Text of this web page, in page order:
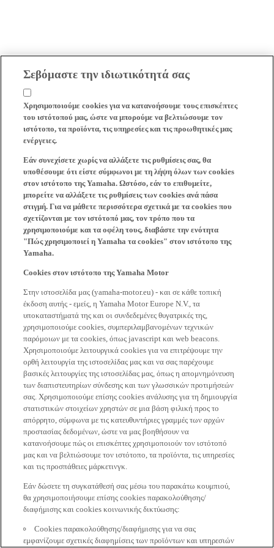
Σεβόμαστε την ιδιωτικότητά σας
Χρησιμοποιούμε cookies για να κατανοήσουμε τους επισκέπτες
του ιστότοπού μας, ώστε να μπορούμε να βελτιώσουμε τον
ιστότοπο, τα προϊόντα, τις υπηρεσίες και τις προωθητικές μας
ενέργειες.
Εάν συνεχίσετε χωρίς να αλλάξετε τις ρυθμίσεις σας, θα
υποθέσουμε ότι είστε σύμφωνοι με τη λήψη όλων των cookies
στον ιστότοπο της Yamaha. Ωστόσο, εάν το επιθυμείτε,
μπορείτε να αλλάξετε τις ρυθμίσεις των cookies ανά πάσα
στιγμή. Για να μάθετε περισσότερα σχετικά με τα cookies που
σχετίζονται με τον ιστότοπό μας, τον τρόπο που τα
χρησιμοποιούμε και τα οφέλη τους, διαβάστε την ενότητα
"Πώς χρησιμοποιεί η Yamaha τα cookies" στον ιστότοπο της
Yamaha.
Cookies στον ιστότοπο της Yamaha Motor
Στην ιστοσελίδα μας (yamaha-motor.eu) - και σε κάθε τοπική
έκδοση αυτής - εμείς, η Yamaha Motor Europe N.V., τα
υποκαταστήματά της και οι συνδεδεμένες θυγατρικές της,
χρησιμοποιούμε cookies, συμπεριλαμβανομένων τεχνικών
παρόμοιων με τα cookies, όπως javascript και web beacons.
Χρησιμοποιούμε λειτουργικά cookies για να επιτρέψουμε την
ορθή λειτουργία της ιστοσελίδας μας και να σας παρέχουμε
βασικές λειτουργίες της ιστοσελίδας μας, όπως η απομνημόνευση
των διαπιστευτηρίων σύνδεσης και των γλωσσικών προτιμήσεών
σας. Χρησιμοποιούμε επίσης cookies ανάλυσης για τη δημιουργία
στατιστικών στοιχείων χρηστών σε μια βάση φιλική προς το
απόρρητο, σύμφωνα με τις κατευθυντήριες γραμμές των αρχών
προστασίας δεδομένων, ώστε να μας βοηθήσουν να
κατανοήσουμε πώς οι επισκέπτες χρησιμοποιούν τον ιστότοπό
μας και να βελτιώσουμε τον ιστότοπο, τα προϊόντα, τις υπηρεσίες
και τις προσπάθειες μάρκετινγκ.
Εάν δώσετε τη συγκατάθεσή σας μέσω του παρακάτω κουμπιού,
θα χρησιμοποιήσουμε επίσης cookies παρακολούθησης/
διαφήμισης και cookies κοινωνικής δικτύωσης:
Cookies παρακολούθησης/διαφήμισης για να σας
εμφανίζουμε σχετικές διαφημίσεις των προϊόντων και υπηρεσιών